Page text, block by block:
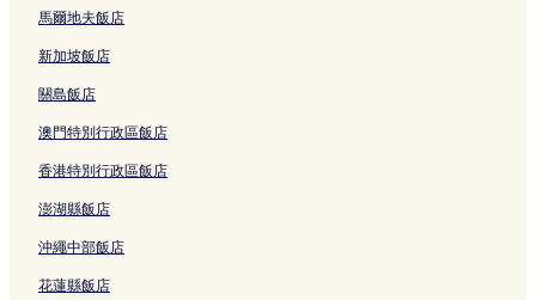
馬爾地夫飯店
新加坡飯店
關島飯店
澳門特別行政區飯店
香港特別行政區飯店
澎湖縣飯店
沖繩中部飯店
花蓮縣飯店